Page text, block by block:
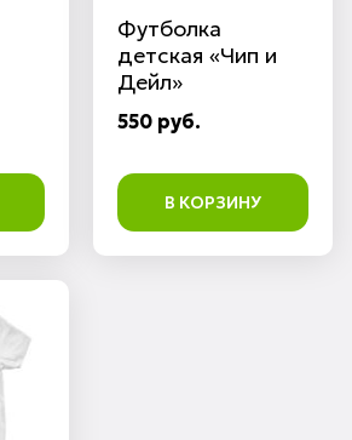
Футболка
детская «Чип и
Дейл»
550 руб.
В КОРЗИНУ